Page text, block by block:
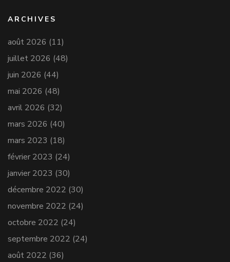
ARCHIVES
août 2026 (11)
juillet 2026 (48)
juin 2026 (44)
mai 2026 (48)
avril 2026 (32)
mars 2026 (40)
mars 2023 (18)
février 2023 (24)
janvier 2023 (30)
décembre 2022 (30)
novembre 2022 (24)
octobre 2022 (24)
septembre 2022 (24)
août 2022 (36)